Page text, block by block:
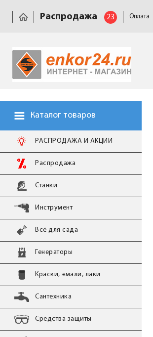
Распродажа 23 Оплата
Каталог товаров
РАСПРОДАЖА И АКЦИИ
Распродажа
Станки
Инструмент
Всё для сада
Генераторы
Краски, эмали, лаки
Сантехника
Средства защиты